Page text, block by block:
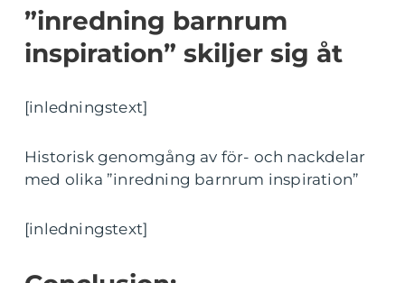
”inredning barnrum
inspiration” skiljer sig åt
[inledningstext]
Historisk genomgång av för- och nackdelar
med olika ”inredning barnrum inspiration”
[inledningstext]